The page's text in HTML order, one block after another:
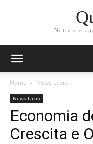
Notizie e
Home News Lazio
News Lazio
Economia
Crescita e